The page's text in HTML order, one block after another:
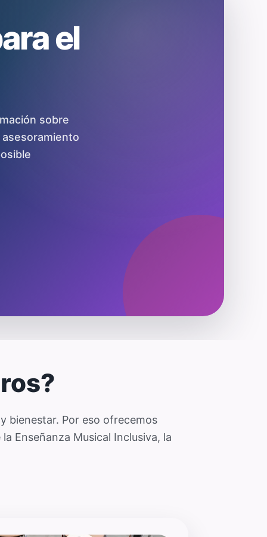
el
sobre
bienestar. Por eso ofrecemos
Enseñanza Musical Inclusiva, la